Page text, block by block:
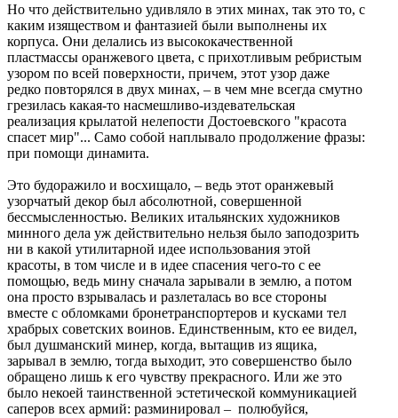
Но что действительно удивляло в этих минах, так это то, с
каким изяществом и фантазией были выполнены их
корпуса. Они делались из высококачественной
пластмассы оранжевого цвета, с прихотливым ребристым
узором по всей поверхности, причем, этот узор даже
редко повторялся в двух минах, – в чем мне всегда смутно
грезилась какая-то насмешливо-издевательская
реализация крылатой нелепости Достоевского "красота
спасет мир"... Само собой наплывало продолжение фразы:
при помощи динамита.
Это будоражило и восхищало, – ведь этот оранжевый
узорчатый декор был абсолютной, совершенной
бессмысленностью. Великих итальянских художников
минного дела уж действительно нельзя было заподозрить
ни в какой утилитарной идее использования этой
красоты, в том числе и в идее спасения чего-то с ее
помощью, ведь мину сначала зарывали в землю, а потом
она просто взрывалась и разлеталась во все стороны
вместе с обломками бронетранспортеров и кусками тел
храбрых советских воинов. Единственным, кто ее видел,
был душманский минер, когда, вытащив из ящика,
зарывал в землю, тогда выходит, это совершенство было
обращено лишь к его чувству прекрасного. Или же это
было некоей таинственной эстетической коммуникацией
саперов всех армий: разминировал – полюбуйся,